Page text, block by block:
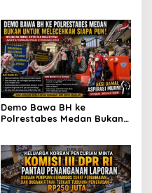
Membantu Polisi
Menangkap Maling di Toko
Usaha Keluarganya
Demo Bawa BH ke
Polrestabes Medan Bukan
dan Rasa Kecewa
Lambatnya Penanganan
Pekara di Polrestabes
Medan